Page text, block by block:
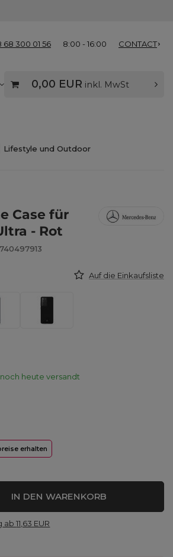
68 300 01 56 8:00 - 16:00 CONTACT
0,00 EUR inkl. MwSt
Lifestyle und Outdoor
Case für
- Rot
Auf die Einkaufsliste
heute versandt
erhalten
IN DEN WARENKORB
ab11,63 EUR